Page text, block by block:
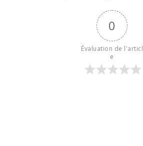
0
Évaluation de l'articl
e